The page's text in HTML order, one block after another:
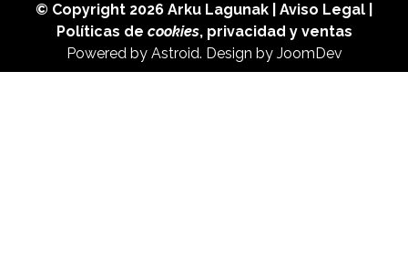
© Copyright 2026 Arku Lagunak Aviso Legal
Políticas de cookies, privacidad y ventas
Powered by Astroid. Design by JoomDev